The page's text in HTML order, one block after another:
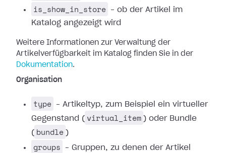
is_show_in_store
– ob der Artikel im
Katalog angezeigt wird
Weitere Informationen zur Verwaltung der
Artikelverfügbarkeit im Katalog finden Sie in der
Dokumentation.
Organisation
type
– Artikeltyp, zum Beispiel ein virtueller
Gegenstand ( virtual_item ) oder Bundle
( bundle )
groups
– Gruppen, zu denen der Artikel